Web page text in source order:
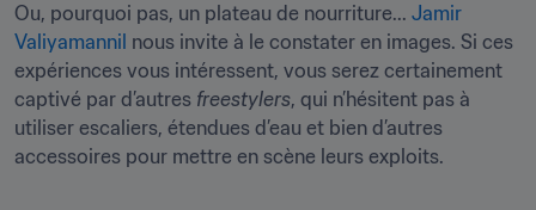
Ou, pourquoi pas, un plateau de nourriture... Jamir
Valiyamannil nous invite à le constater en images. Si ces
expériences vous intéressent, vous serez certainement
captivé par d’autres freestylers, qui n’hésitent pas à
utiliser escaliers, étendues d’eau et bien d’autres
accessoires pour mettre en scène leurs exploits.